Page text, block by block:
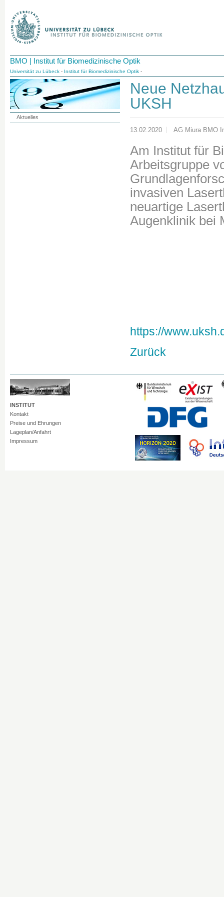
BMO | Institut für Biomedizinische Optik
Universität zu Lübeck - Institut für Biomedizinische Optik -
Neue
UKSH
13.02.2020 AG Miura BMO
Am Institut für
Arbeitsgruppe
invasiven
neuartige
Augenklinik bei
https://
Zurück
Aktuelles
INSTITUT
Kontakt
Preise und Ehrungen
Lageplan/Anfahrt
Impressum